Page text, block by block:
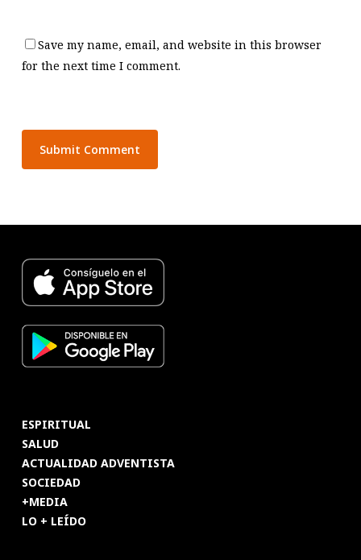
Save my name, email, and website in this browser
for the next time I comment.
ESPIRITUAL
SALUD
ACTUALIDAD ADVENTISTA
SOCIEDAD
+MEDIA
LO + LEÍDO